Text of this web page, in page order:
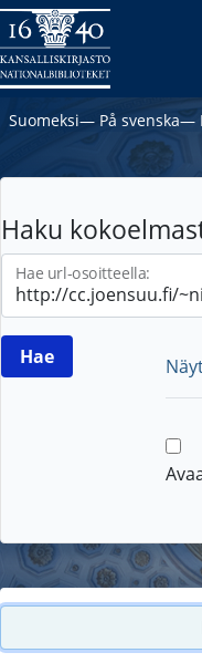
Suomeksi― På svenska―
Haku
Hae url-osoitteella: